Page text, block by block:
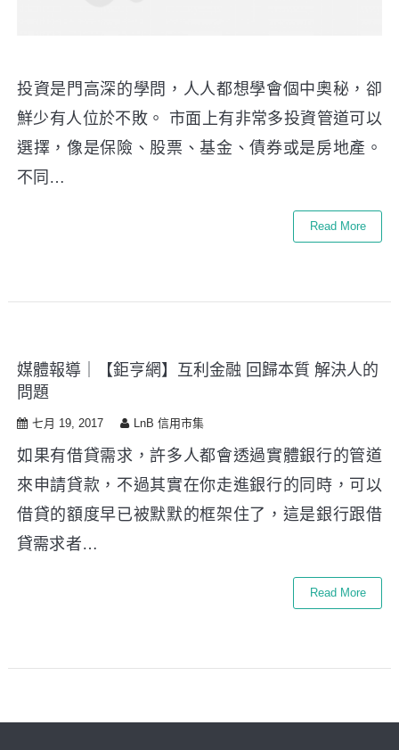
投資是門高深的學問，人人都想學會個中奧秘，卻
鮮少有人位於不敗。 市面上有非常多投資管道可以
選擇，像是保險、股票、基金、債券或是房地產。
不同…
Read More
媒體報導｜【鉅亨網】互利金融 回歸本質 解決人的
問題
七月 19, 2017 LnB 信用市集
如果有借貸需求，許多人都會透過實體銀行的管道
來申請貸款，不過其實在你走進銀行的同時，可以
借貸的額度早已被默默的框架住了，這是銀行跟借
貸需求者…
Read More